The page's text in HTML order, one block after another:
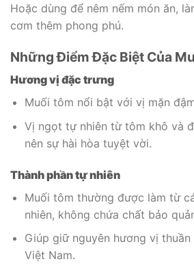
Hoặc dùng để nêm nếm món ăn,
cơm thêm phong phú.
Những Điểm Đặc Biệt Của
Hương vị đặc trưng
Muối tôm nổi bật với vị mặn
Vị ngọt tự nhiên từ tôm khô và
nên sự hài hòa tuyệt vời.
Thành phần tự nhiên
Muối tôm thường được làm từ
nhiên, không chứa chất bảo
Giúp giữ nguyên hương vị
Việt Nam.